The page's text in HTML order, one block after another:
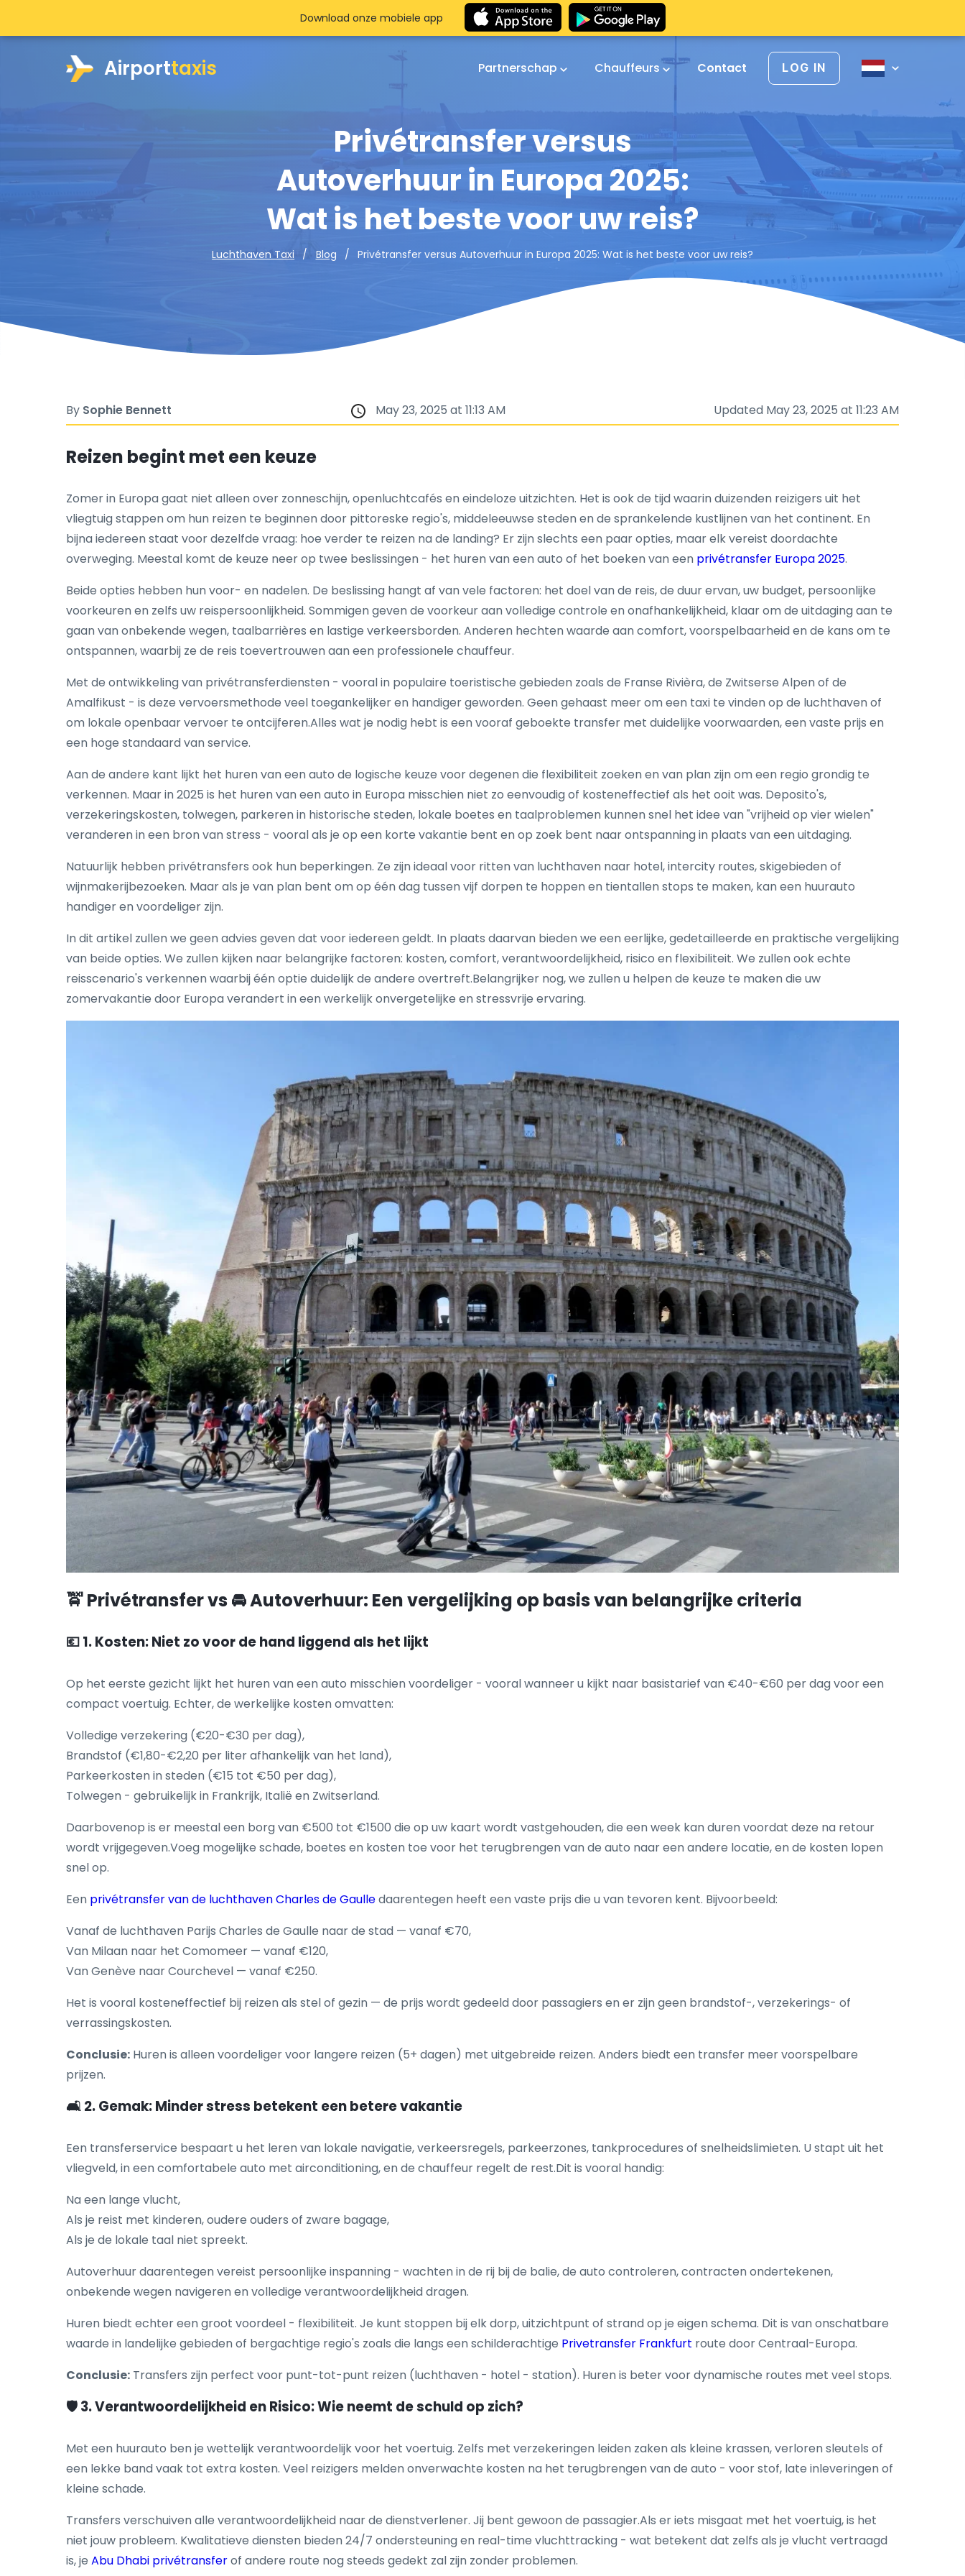
Airporttaxis Partnerschap Chauffeurs Contact LOG IN
Privétransfer versus
Autoverhuur in Europa 2025:
Wat is het beste voor uw reis?
Luchthaven Taxi Blog Privétransfer versus Autoverhuur in Europa 2025: Wat is het beste voor uw reis?
Download onze mobiele app
By Sophie Bennett May 23, 2025 at 11:13 AM Updated May 23, 2025 at 11:23 AM
Reizen begint met een keuze
Zomer in Europa gaat niet alleen over zonneschijn, openluchtcafés en eindeloze uitzichten. Het is ook de tijd waarin duizenden reizigers uit het
vliegtuig stappen om hun reizen te beginnen door pittoreske regio's, middeleeuwse steden en de sprankelende kustlijnen van het continent. En
bijna iedereen staat voor dezelfde vraag: hoe verder te reizen na de landing? Er zijn slechts een paar opties, maar elk vereist doordachte
overweging. Meestal komt de keuze neer op twee beslissingen - het huren van een auto of het boeken van een privétransfer Europa 2025.
Beide opties hebben hun voor- en nadelen. De beslissing hangt af van vele factoren: het doel van de reis, de duur ervan, uw budget, persoonlijke
voorkeuren en zelfs uw reispersoonlijkheid. Sommigen geven de voorkeur aan volledige controle en onafhankelijkheid, klaar om de uitdaging aan te
gaan van onbekende wegen, taalbarrières en lastige verkeersborden. Anderen hechten waarde aan comfort, voorspelbaarheid en de kans om te
ontspannen, waarbij ze de reis toevertrouwen aan een professionele chauffeur.
Met de ontwikkeling van privétransferdiensten - vooral in populaire toeristische gebieden zoals de Franse Rivièra, de Zwitserse Alpen of de
Amalfikust - is deze vervoersmethode veel toegankelijker en handiger geworden. Geen gehaast meer om een taxi te vinden op de luchthaven of
om lokale openbaar vervoer te ontcijferen.Alles wat je nodig hebt is een vooraf geboekte transfer met duidelijke voorwaarden, een vaste prijs en
een hoge standaard van service.
Aan de andere kant lijkt het huren van een auto de logische keuze voor degenen die flexibiliteit zoeken en van plan zijn om een regio grondig te
verkennen. Maar in 2025 is het huren van een auto in Europa misschien niet zo eenvoudig of kosteneffectief als het ooit was. Deposito's,
verzekeringskosten, tolwegen, parkeren in historische steden, lokale boetes en taalproblemen kunnen snel het idee van "vrijheid op vier wielen"
veranderen in een bron van stress - vooral als je op een korte vakantie bent en op zoek bent naar ontspanning in plaats van een uitdaging.
Natuurlijk hebben privétransfers ook hun beperkingen. Ze zijn ideaal voor ritten van luchthaven naar hotel, intercity routes, skigebieden of
wijnmakerijbezoeken. Maar als je van plan bent om op één dag tussen vijf dorpen te hoppen en tientallen stops te maken, kan een huurauto
handiger en voordeliger zijn.
In dit artikel zullen we geen advies geven dat voor iedereen geldt. In plaats daarvan bieden we een eerlijke, gedetailleerde en praktische vergelijking
van beide opties. We zullen kijken naar belangrijke factoren: kosten, comfort, verantwoordelijkheid, risico en flexibiliteit. We zullen ook echte
reisscenario's verkennen waarbij één optie duidelijk de andere overtreft.Belangrijker nog, we zullen u helpen de keuze te maken die uw
zomervakantie door Europa verandert in een werkelijk onvergetelijke en stressvrije ervaring.
🚖 Privétransfer vs 🚘 Autoverhuur: Een vergelijking op basis van belangrijke criteria
💶 1. Kosten: Niet zo voor de hand liggend als het lijkt
Op het eerste gezicht lijkt het huren van een auto misschien voordeliger - vooral wanneer u kijkt naar basistarief van €40-€60 per dag voor een
compact voertuig. Echter, de werkelijke kosten omvatten:
Volledige verzekering (€20-€30 per dag),
Brandstof (€1,80-€2,20 per liter afhankelijk van het land),
Parkeerkosten in steden (€15 tot €50 per dag),
Tolwegen - gebruikelijk in Frankrijk, Italië en Zwitserland.
Daarbovenop is er meestal een borg van €500 tot €1500 die op uw kaart wordt vastgehouden, die een week kan duren voordat deze na retour
wordt vrijgegeven.Voeg mogelijke schade, boetes en kosten toe voor het terugbrengen van de auto naar een andere locatie, en de kosten lopen
snel op.
Een privétransfer van de luchthaven Charles de Gaulledaarentegen heeft een vaste prijs die u van tevoren kent. Bijvoorbeeld:
Vanaf de luchthaven Parijs Charles de Gaulle naar de stad — vanaf €70,
Van Milaan naar het Comomeer — vanaf €120,
Van Genève naar Courchevel — vanaf €250.
Het is vooral kosteneffectief bij reizen als stel of gezin — de prijs wordt gedeeld door passagiers en er zijn geen brandstof-, verzekerings- of
verrassingskosten.
Conclusie: Huren is alleen voordeliger voor langere reizen (5+ dagen) met uitgebreide reizen. Anders biedt een transfer meer voorspelbare
prijzen.
🛋️ 2. Gemak: Minder stress betekent een betere vakantie
Een transferservice bespaart u het leren van lokale navigatie, verkeersregels, parkeerzones, tankprocedures of snelheidslimieten. U stapt uit het
vliegveld, in een comfortabele auto met airconditioning, en de chauffeur regelt de rest.Dit is vooral handig:
Na een lange vlucht,
Als je reist met kinderen, oudere ouders of zware bagage,
Als je de lokale taal niet spreekt.
Autoverhuur daarentegen vereist persoonlijke inspanning - wachten in de rij bij de balie, de auto controleren, contracten ondertekenen,
onbekende wegen navigeren en volledige verantwoordelijkheid dragen.
Huren biedt echter een groot voordeel - flexibiliteit. Je kunt stoppen bij elk dorp, uitzichtpunt of strand op je eigen schema. Dit is van onschatbare
waarde in landelijke gebieden of bergachtige regio's zoals die langs een schilderachtige Privetransfer Frankfurt route door Centraal-Europa.
Conclusie: Transfers zijn perfect voor punt-tot-punt reizen (luchthaven - hotel - station). Huren is beter voor dynamische routes met veel stops.
🛡️ 3. Verantwoordelijkheid en Risico: Wie neemt de schuld op zich?
Met een huurauto ben je wettelijk verantwoordelijk voor het voertuig. Zelfs met verzekeringen leiden zaken als kleine krassen, verloren sleutels of
een lekke band vaak tot extra kosten. Veel reizigers melden onverwachte kosten na het terugbrengen van de auto - voor stof, late inleveringen of
kleine schade.
Transfers verschuiven alle verantwoordelijkheid naar de dienstverlener. Jij bent gewoon de passagier.Als er iets misgaat met het voertuig, is het
niet jouw probleem. Kwalitatieve diensten bieden 24/7 ondersteuning en real-time vluchttracking - wat betekent dat zelfs als je vlucht vertraagd
is, je Abu Dhabi privétransferof andere route nog steeds gedekt zal zijn zonder problemen.